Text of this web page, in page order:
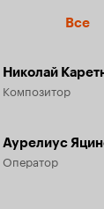
Все
Николай
Композитор
Аурелиус
Оператор